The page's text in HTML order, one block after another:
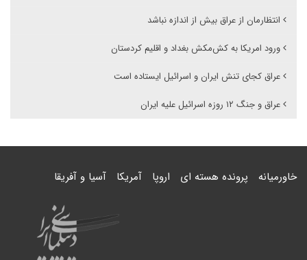
انتظارمان از عراق بیش از اندازه نباشد
ورود امریکا به کش‌مکش بغداد و اقلیم کردستان
عراق کجای تنش ایران و اسرائیل ایستاده است
عراق و جنگ ۱۲ روزه اسرائیل علیه ایران
خاورمیانه پرونده هسته ای اروپا آمریکا آسیا و آفریقا